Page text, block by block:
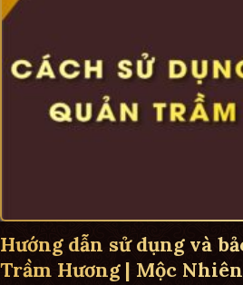
Hướng dẫn sử dụng và
Trầm Hương | Mộc